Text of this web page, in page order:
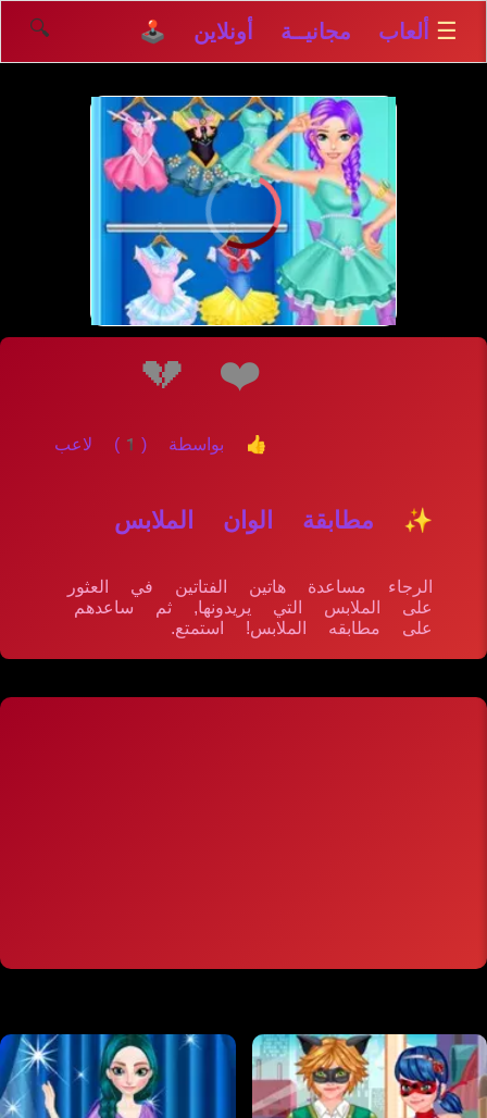
☰ ألعاب مجانيــة أونلاين 🕹️ 🔍
إلعــــب
❤️
💔
👍 بواسطة (1) لاعب
✨ مطابقة الوان الملابس
الرجاء مساعدة هاتين الفتاتين في العثور
على الملابس التي يريدونها, ثم ساعدهم
على مطابقه الملابس! استمتع.